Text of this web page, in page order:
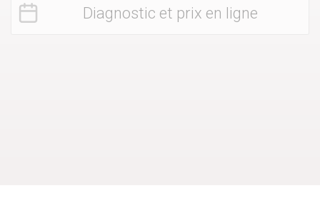
Diagnostic et prix en ligne